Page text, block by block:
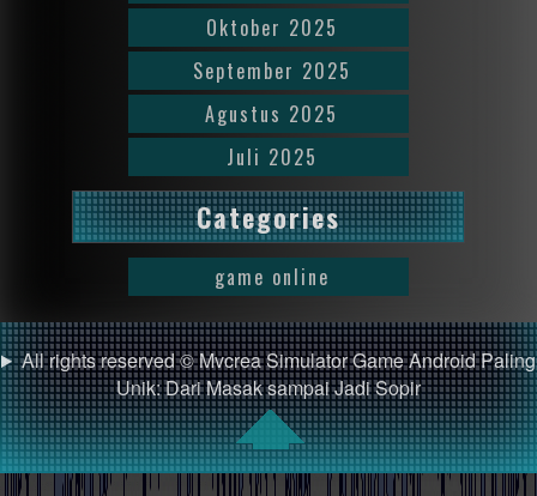
Oktober 2025
September 2025
Agustus 2025
Juli 2025
Categories
game online
All rights reserved © Mvcrea Simulator Game Android Paling
Unik: Dari Masak sampai Jadi Sopir